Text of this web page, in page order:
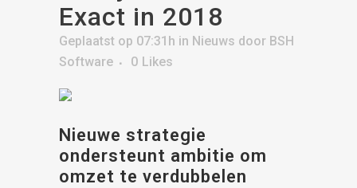
Exact in 2018
Geplaatst op 07:31h in Nieuws door BSH
Software
0 Likes
Nieuwe strategie
ondersteunt ambitie om
omzet te verdubbelen